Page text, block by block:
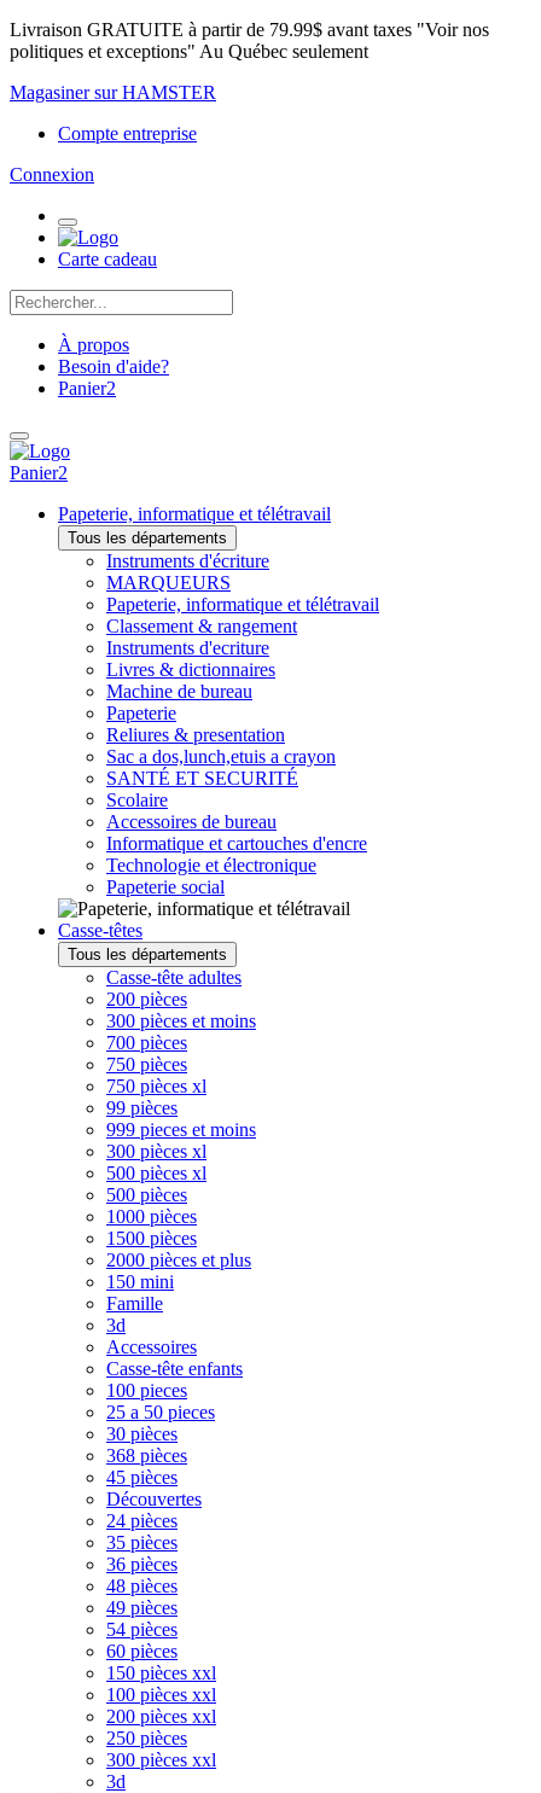
Livraison GRATUITE à partir de 79.99$ avant taxes "Voir nos
politiques et exceptions" Au Québec seulement
Magasiner sur HAMSTER
Compte entreprise
Connexion
Carte cadeau
À propos
Besoin d'aide?
Panier2
Panier2
Papeterie, informatique et télétravail
Tous les départements
Instruments d'écriture
MARQUEURS
Papeterie, informatique et télétravail
Classement & rangement
Instruments d'ecriture
Livres & dictionnaires
Machine de bureau
Papeterie
Reliures & presentation
Sac a dos,lunch,etuis a crayon
SANTÉ ET SECURITÉ
Scolaire
Accessoires de bureau
Informatique et cartouches d'encre
Technologie et électronique
Papeterie social
Casse-têtes
Tous les départements
Casse-tête adultes
200 pièces
300 pièces et moins
700 pièces
750 pièces
750 pièces xl
99 pièces
999 pieces et moins
300 pièces xl
500 pièces xl
500 pièces
1000 pièces
1500 pièces
2000 pièces et plus
150 mini
Famille
3d
Accessoires
Casse-tête enfants
100 pieces
25 a 50 pieces
30 pièces
368 pièces
45 pièces
Découvertes
24 pièces
35 pièces
36 pièces
48 pièces
49 pièces
54 pièces
60 pièces
150 pièces xxl
100 pièces xxl
200 pièces xxl
250 pièces
300 pièces xxl
3d